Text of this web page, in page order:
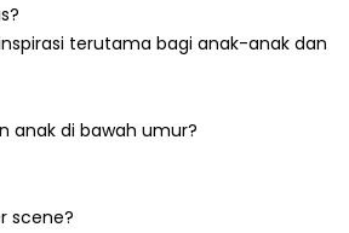
terutama bagi anak-anak dan
anak di bawah umur?
scene?